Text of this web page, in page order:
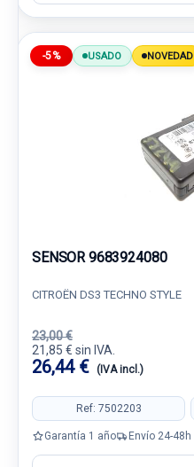
-5% USADO NOVEDAD
SENSOR 9683924080
CITROËN DS3 TECHNO STYLE
23,00 €
21,85 € sin IVA.
26,44 € (IVA incl.)
Ref: 7502203
Garantía 1 año Envío 24-48h